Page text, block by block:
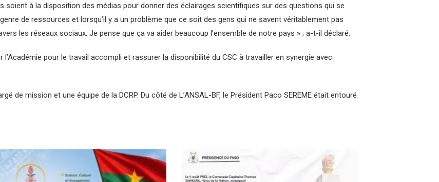
soient à la disposition des médias pour donner des éclairages scientifiques sur des questions qui se
de ressources et lorsqu’il y a un problème que ce soit des gens qui ne savent véritablement pas
les réseaux sociaux. Je pense que ça va aider beaucoup l’ensemble de notre pays » ; a-t-il déclaré.
pour le travail accompli et rassurer la disponibilité du CSC à travailler en synergie avec
de mission et une équipe de la DCRP. Du côté de L’ANSAL-BF, le Président Paco SEREME était entouré